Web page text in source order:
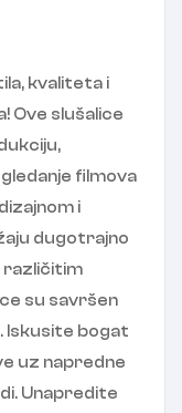
kvaliteta i
Ove slušalice
filmova
i
dugotrajno
različitim
su savršen
Iskusite bogat
uz napredne
Unapredite